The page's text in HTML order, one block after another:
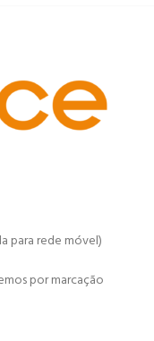
para rede móvel)
por marcação